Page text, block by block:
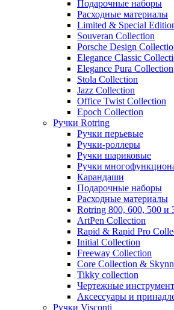
Подарочные наборы
Расходные материалы
Limited & Special
Souveran Collection
Porsche Design
Elegance Classic
Elegance Pura Collection
Stola Collection
Jazz Collection
Office Twist Collection
Epoch Collection
Ручки Rotring
Ручки перьевые
Ручки-роллеры
Ручки шариковые
Ручки
Карандаши
Подарочные наборы
Расходные материалы
Rotring 800, 600, 500 и
ArtPen Collection
Rapid & Rapid Pro
Initial Collection
Freeway Collection
Core Collection & Skynn
Tikky collection
Чертежные
Аксессуары и
Ручки Visconti